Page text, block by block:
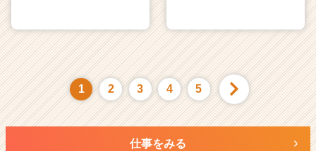
1 2 3 4 5
仕事をみる